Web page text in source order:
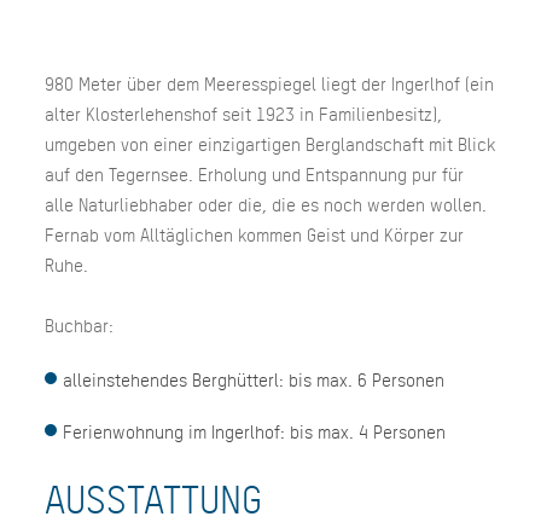
980 Meter über dem Meeresspiegel liegt der Ingerlhof (ein
alter Klosterlehenshof seit 1923 in Familienbesitz),
umgeben von einer einzigartigen Berglandschaft mit Blick
auf den Tegernsee. Erholung und Entspannung pur für
alle Naturliebhaber oder die, die es noch werden wollen.
Fernab vom Alltäglichen kommen Geist und Körper zur
Ruhe.
Buchbar:
alleinstehendes Berghütterl: bis max. 6 Personen
Ferienwohnung im Ingerlhof: bis max. 4 Personen
AUSSTATTUNG